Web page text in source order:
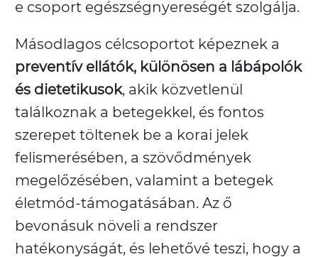
e csoport egészségnyereségét szolgálja.
Másodlagos célcsoportot képeznek a
preventív ellátók, különösen a lábápolók
és dietetikusok, akik közvetlenül
találkoznak a betegekkel, és fontos
szerepet töltenek be a korai jelek
felismerésében, a szövődmények
megelőzésében, valamint a betegek
életmód-támogatásában. Az ő
bevonásuk növeli a rendszer
hatékonyságát, és lehetővé teszi, hogy a